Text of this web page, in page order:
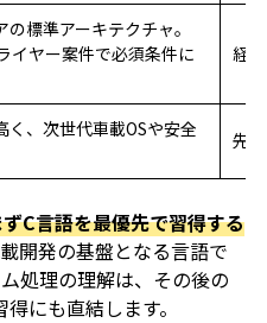
標準アーキテクチャ。
イヤー案件で必須条件に
経
く、次世代車載OSや安全
先
C言語を最優先で習得する
開発の基盤となる言語で
処理の理解は、その後の
にも直結します。